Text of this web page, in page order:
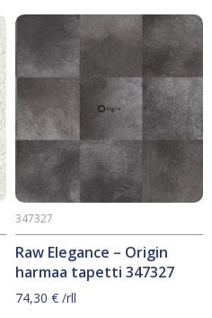
Raw Elegance – Origin
harmaa tapetti 347327
347327
74,30 € /rll